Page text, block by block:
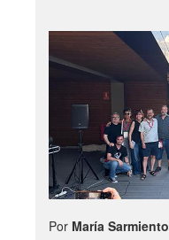
Por María Sarmiento